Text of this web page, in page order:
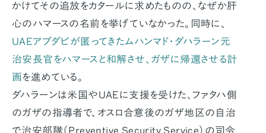
かけてその追放をカタールに求めたものの、なぜか肝
心のハマースの名前を挙げていなかった。同時に、
UAEアブダビが匿ってきたムハンマド・ダハラーン元
治安長官をハマースと和解させ、ガザに帰還させる計
画を進めている。
ダハラーンは米国やUAEに支援を受けた、ファタハ側
のガザの指導者で、オスロ合意後のガザ地区の自治
で治安部隊（Preventive Security Service）の司令